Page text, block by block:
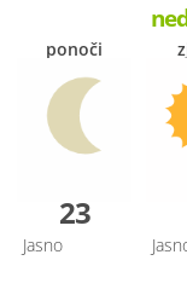
ponoči
23
Jasno